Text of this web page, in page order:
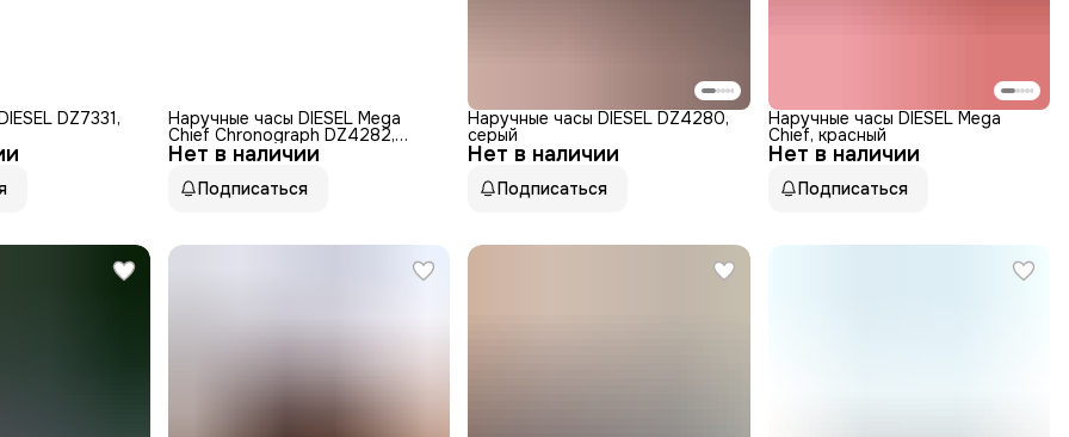
DZ7331,
Нет в наличии
Наручные часы DIESEL Mega
Chief Chronograph DZ4282,
кварцевые, мужские,
Подписаться
Нет в наличии
Наручные часы DIESEL DZ4280,
серый
Подписаться
Нет в наличии
Наручные часы DIESEL Mega
Chief, красный
Подписаться